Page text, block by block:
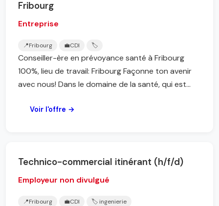
Fribourg
Entreprise
📍Fribourg 💼CDI 🏷️
Conseiller-ère en prévoyance santé à Fribourg
100%, lieu de travail: Fribourg Façonne ton avenir
avec nous! Dans le domaine de la santé, qui est...
Voir l'offre →
Technico-commercial itinérant (h/f/d)
Employeur non divulgué
📍Fribourg 💼CDI 🏷️ ingenierie